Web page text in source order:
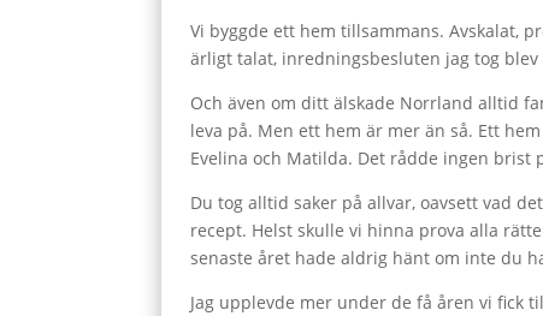
Vi byggde ett hem tillsammans. Avskalat,
ärligt talat, inredningsbesluten jag tog
Och även om ditt älskade Norrland alltid
leva på. Men ett hem är mer än så. Ett
Evelina och Matilda. Det rådde ingen brist
Du tog alltid saker på allvar, oavsett vad
recept. Helst skulle vi hinna prova alla
senaste året hade aldrig hänt om inte du
Jag upplevde mer under de få åren vi fick